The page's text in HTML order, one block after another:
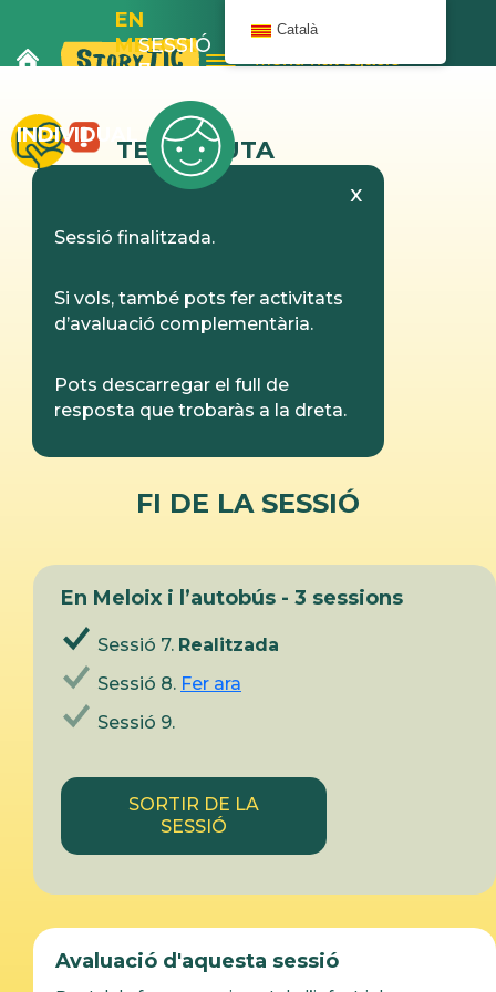
EN
MELOIX
I
L’AUTOBÚS
SESSIÓ
7
INDIVIDUALTERAPEUTA
x
Sessió finalitzada.
Si vols, també pots fer activitats
d’avaluació complementària.
Pots descarregar el full de
resposta que trobaràs a la dreta.
FI DE LA SESSIÓ
En Meloix i l’autobús - 3 sessions
Sessió 7. Realitzada
Sessió 8. Fer ara
Sessió 9.
SORTIR DE LA
SESSIÓ
Avaluació d'aquesta sessió
Català